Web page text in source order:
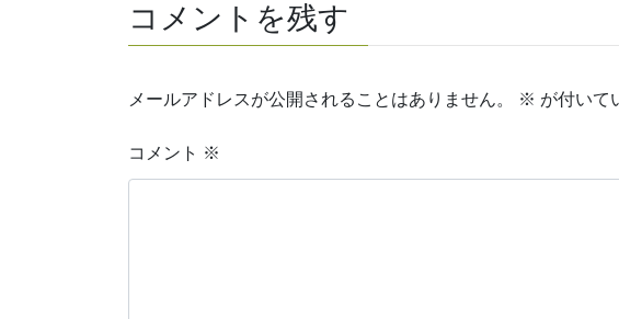
コメントを残す
メールアドレスが公開されることはありません。 ※ が付いて
コメント ※